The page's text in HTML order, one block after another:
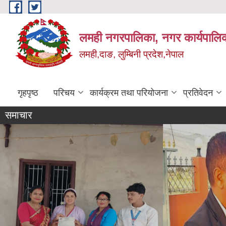
Skip to main content
लमही नगरपालिका, नगर
लमही,दाङ, लुम्बिनी प्रदेश,नेपाल
गृहपृष्ठ परिचय कार्यक्रम तथा परियोजना प्रतिवेदन
समाचार